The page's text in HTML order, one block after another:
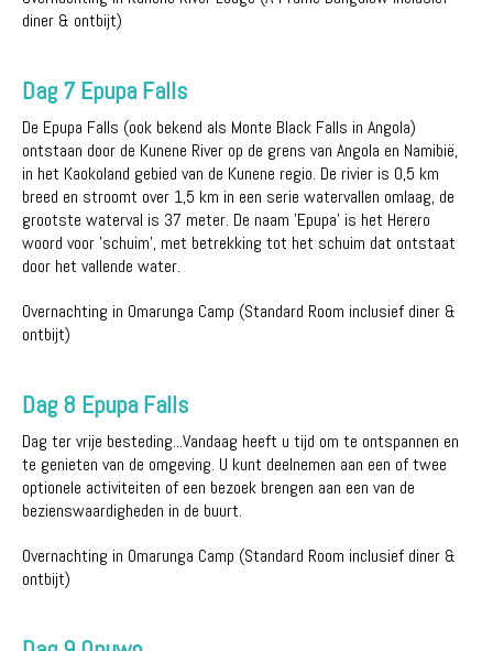
diner & ontbijt)
Dag 7 Epupa Falls
De Epupa Falls (ook bekend als Monte Black Falls in Angola)
ontstaan door de Kunene River op de grens van Angola en Namibië,
in het Kaokoland gebied van de Kunene regio. De rivier is 0,5 km
breed en stroomt over 1,5 km in een serie watervallen omlaag, de
grootste waterval is 37 meter. De naam 'Epupa' is het Herero
woord voor 'schuim', met betrekking tot het schuim dat ontstaat
door het vallende water.
Overnachting in Omarunga Camp (Standard Room inclusief diner &
ontbijt)
Dag 8 Epupa Falls
Dag ter vrije besteding...Vandaag heeft u tijd om te ontspannen en
te genieten van de omgeving. U kunt deelnemen aan een of twee
optionele activiteiten of een bezoek brengen aan een van de
bezienswaardigheden in de buurt.
Overnachting in Omarunga Camp (Standard Room inclusief diner &
ontbijt)